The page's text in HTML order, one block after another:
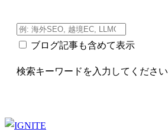
ブログ記事も含めて表示
検索キーワードを入力してください